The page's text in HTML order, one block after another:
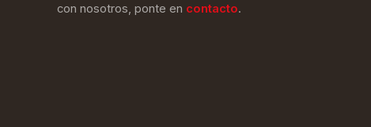
con nosotros, ponte en contacto.